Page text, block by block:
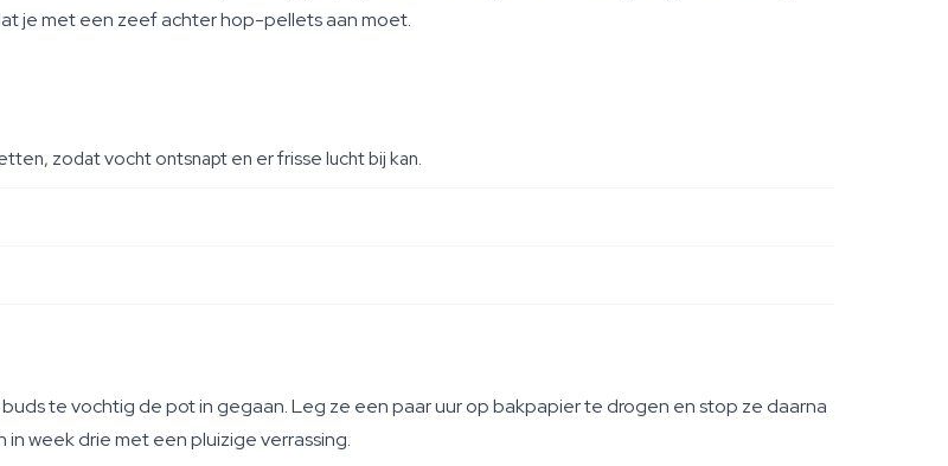
je met een zeef achter hop-pellets aan moet.
zodat vocht ontsnapt en er frisse lucht bij kan.
te vochtig de pot in gegaan. Leg ze een paar uur op bakpapier te drogen en stop ze daarna
week drie met een pluizige verrassing.